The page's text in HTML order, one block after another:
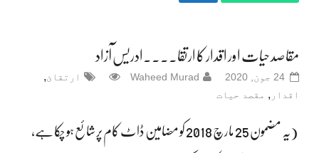
مقاصد حیات اور اقدار کا ارتقا۔۔۔۔ادریس آزاد
24 جون, 2020 Waheed Murad ارتقائ,
اقدار , مقصد حیات
(یہ مضمون 25 مارچ 2018 کو مضامین ڈاٹ کام پر شائع ہو چکا ہے،